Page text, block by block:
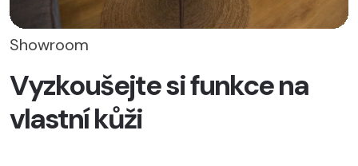
Showroom
Vyzkoušejte si funkce na
vlastní kůži